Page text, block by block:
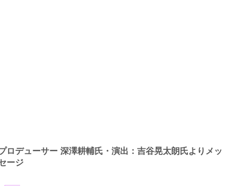
ロデューサー 深澤耕輔氏・演出：吉谷晃太朗氏よりメッ
ージ